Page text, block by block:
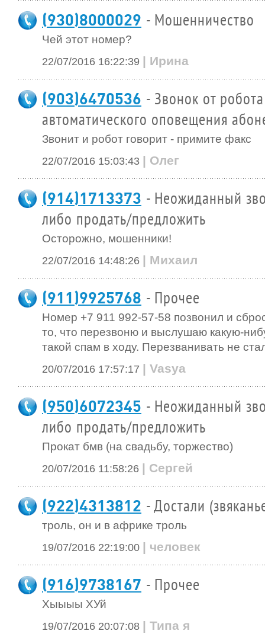
(930)8000029 - Мошенничество
Чей этот номер?
22/07/2016 16:22:39 | Ирина
(903)6470536 - Звонок от
автоматического оповещения
Звонит и робот говорит - примите факс
22/07/2016 15:03:43 | Олег
(914)1713373 - Неожиданный
либо продать/предложить
Осторожно, мошенники!
22/07/2016 14:48:26 | Михаил
(911)9925768 - Прочее
Номер +7 911 992-57-58 позвонил и
то, что перезвоню и выслушаю какую-
такой спам в ходу. Перезванивать не
20/07/2016 17:57:17 | Vasya
(950)6072345 - Неожиданный
либо продать/предложить
Прокат бмв (на свадьбу, торжество)
20/07/2016 11:58:26 | Сергей
(922)4313812 - Достали
троль, он и в африке троль
19/07/2016 22:19:00 | человек
(916)9738167 - Прочее
Хыыыы ХУй
19/07/2016 20:07:08 | Типа я